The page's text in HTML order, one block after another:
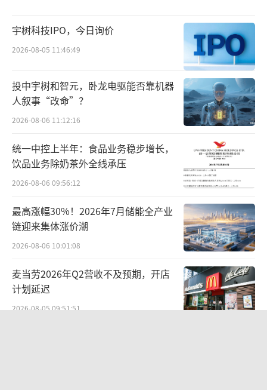
题，往往是过去几年行业规模扩张期留下的惯
性，在当前强监管的环境下，这种导向不仅会
带来持续的罚没风险，更会从根本上侵蚀银行
的资产质量基础，进一步放大风险抵御能力削
弱的问题。
至于如何破局，袁帅指出，平安银行需要
从考核机制的根源入手，调整业绩指标和合规
指标的权重分配，建立合规与业绩挂钩的反向
约束机制，从根本上扭转一线的操作导向，才
能逐步消化当前的合规存量问题，避免后续更
多风险暴露。
从业绩方面来看，平安银行2025年营收与
净利润连续两年呈现下滑态势。年报数据显
示，该行全年实现营业收入1314.42亿元，同比
下降10.4%；归属于本行股东的净利润426.33
宇树科技IPO，今日询价
2026-08-05 11:46:49
投中宇树和智元，卧龙电驱能否靠机器
人叙事“改命”？
2026-08-06 11:12:16
统一中控上半年：食品业务稳步增长，
饮品业务除奶茶外全线承压
2026-08-06 09:56:12
最高涨幅30%！2026年7月储能全产业
链迎来集体涨价潮
2026-08-06 10:01:08
麦当劳2026年Q2营收不及预期，开店
计划延迟
2026-08-05 09:51:51